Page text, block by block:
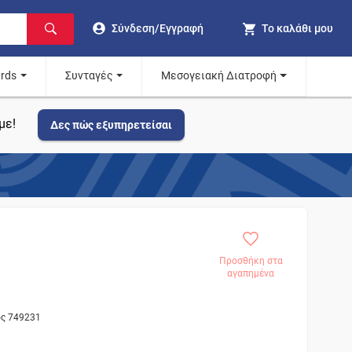
Σύνδεση/Εγγραφή Το καλάθι μου
Συνταγές Μεσογειακή Διατροφή
Δες πώς εξυπηρετείσαι
Προσθήκη στα
αγαπημένα
749231